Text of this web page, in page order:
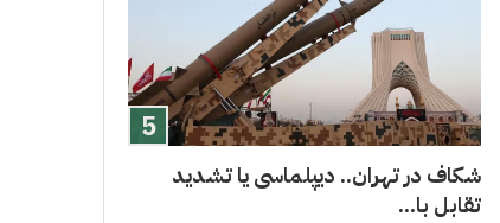
شکاف در تهران.. دیپلماسی یا تشدید
تقابل با...